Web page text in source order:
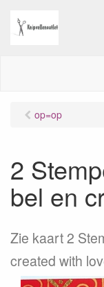
op=op
2
bel en
Zie kaart 2
created with